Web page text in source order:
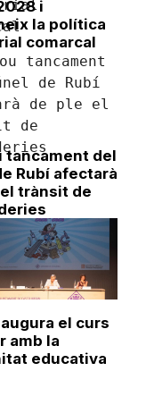
i
la política
comarcal
tancament del
Rubí afectarà
trànsit de
el curs
amb la
educativa